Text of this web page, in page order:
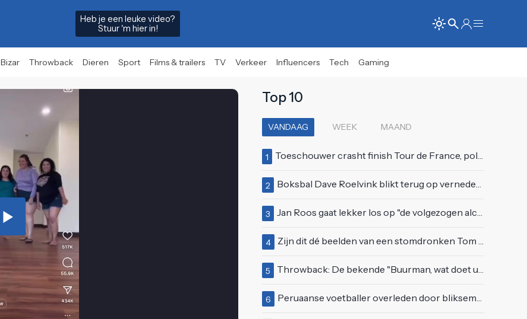
Heb je een leuke video?
Stuur 'm hier in!
Bizar Throwback Dieren Sport Films & trailers TV Verkeer Influencers Tech Gaming
Play
Video
Top 10
VANDAAG WEEK MAAND
1 Toeschouwer crasht finish Tour de France, politie deelt bodycheck uit
2 Boksbal Dave Roelvink blikt terug op vernedering na z'n gevecht met Melvin Manhoef
3 Jan Roos gaat lekker los op "de volgezogen alcoholspons" Robert Jensen
4 Zijn dit dé beelden van een stomdronken Tom Waes vlak voordat hij in z'n auto stapte?
5 Throwback: De bekende "Buurman, wat doet u nu?"-scène uit Flodder met Tatjana Šimić
6 Peruaanse voetballer overleden door blikseminslag tijdens wedstrijd, vijf anderen gewond